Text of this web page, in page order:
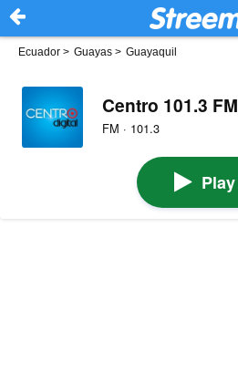
Ecuador > Guayas > Guayaquil
Centro 101.3 FM
FM · 101.3
Play